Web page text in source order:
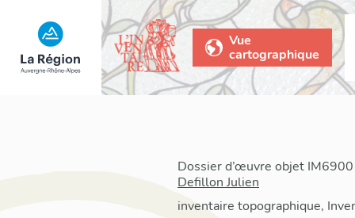
Vue
cartographique
Dossier d’œuvre objet
Defillon Julien
inventaire topographique,